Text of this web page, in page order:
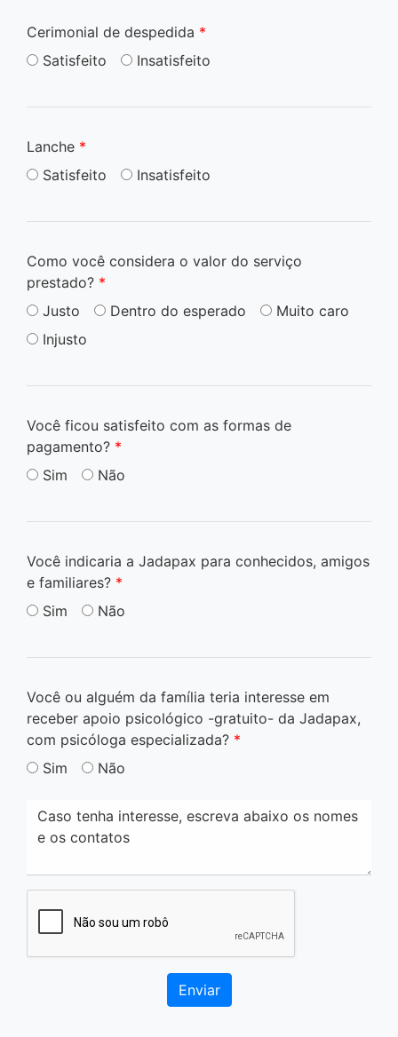
Cerimonial de despedida *
Satisfeito
Insatisfeito
Lanche *
Satisfeito
Insatisfeito
Como você considera o valor do serviço
prestado? *
Justo
Dentro do esperado
Muito caro
Injusto
Você ficou satisfeito com as formas de
pagamento? *
Sim
Não
Você indicaria a Jadapax para conhecidos, amigos
e familiares? *
Sim
Não
Você ou alguém da família teria interesse em
receber apoio psicológico -gratuito- da Jadapax,
com psicóloga especializada? *
Sim
Não
Caso tenha interesse, escreva abaixo os nomes
e os contatos
Enviar